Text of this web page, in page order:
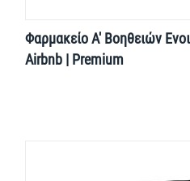
Φαρμακείο Α' Βοηθειών
Airbnb | Premium